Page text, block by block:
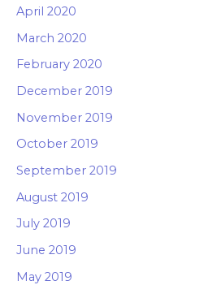
April 2020
March 2020
February 2020
December 2019
November 2019
October 2019
September 2019
August 2019
July 2019
June 2019
May 2019